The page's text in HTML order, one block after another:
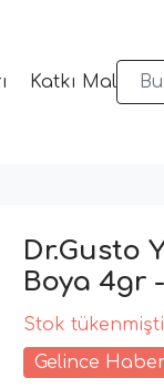
Katkı
Dr.Gusto
Boya 4gr
Stok
Gelince